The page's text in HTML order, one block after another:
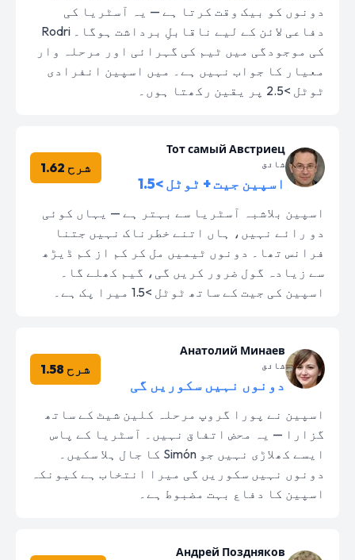
دونوں کو بیک وقت کرتا ہے — یہ آسٹریا کی
دفاعی لائن کے لیے ناقابلِ برداشت ہوگا۔ Rodri
کی موجودگی میں ٹیم کی گہرائی اور مرحلہ وار
معیار کا جواب نہیں ہے۔ میں اسپین انفرادی
ٹوٹل >2.5 پر یقین رکھتا ہوں۔
Тот самый Австриец
شائق
اسپین جیت + ٹوٹل >1.5
شرح 1.62
اسپین بلاشبہ آسٹریا سے بہتر ہے — یہاں کوئی
دو رائے نہیں، ہاں اتنے خطرناک نہیں جتنا
فرانس تھا۔ دونوں ٹیمیں مل کر کم از کم ڈیڑھ
سے زیادہ گول ضرور کریں گی، گیم کھلے گا۔
اسپین کی جیت کے ساتھ ٹوٹل >1.5 میرا پک ہے۔
Анатолий Минаев
شائق
دونوں نہیں سکوریں گی
شرح 1.58
اسپین نے پورا گروپ مرحلہ کلین شیٹ کے ساتھ
گزارا — یہ محض اتفاق نہیں۔ آسٹریا کے پاس
ایسے کھلاڑی نہیں جو Simón کا جال ہلا سکیں۔
دونوں نہیں سکوریں گی میرا انتخاب ہے کیونکہ
اسپین کا دفاع بہت مضبوط ہے۔
Андрей Поздняков